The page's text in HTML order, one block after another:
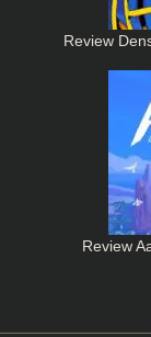
Review
Review